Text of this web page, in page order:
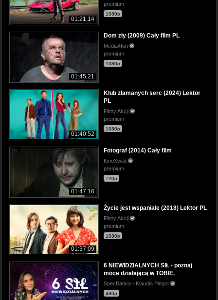
01:21:14
premium
1080p
01:45:21
Dom zły (2009) Cały film PL
Media4fun
premium
1080p
01:40:52
Klub złamanych serc (2024) Lektor
PL
Filmy Akcji
premium
1080p
01:47:16
Fotograf (2014) Cały film
KinoSwiat
premium
720p
01:37:09
Życie jest wspaniałe (2018) Lektor PL
Filmy Akcji
premium
1080p
6 NIEWIDZIALNYCH SIŁ - poznaj
moce działającą w TOBIE.
SpecBabka - Klaudia Pingot
480p